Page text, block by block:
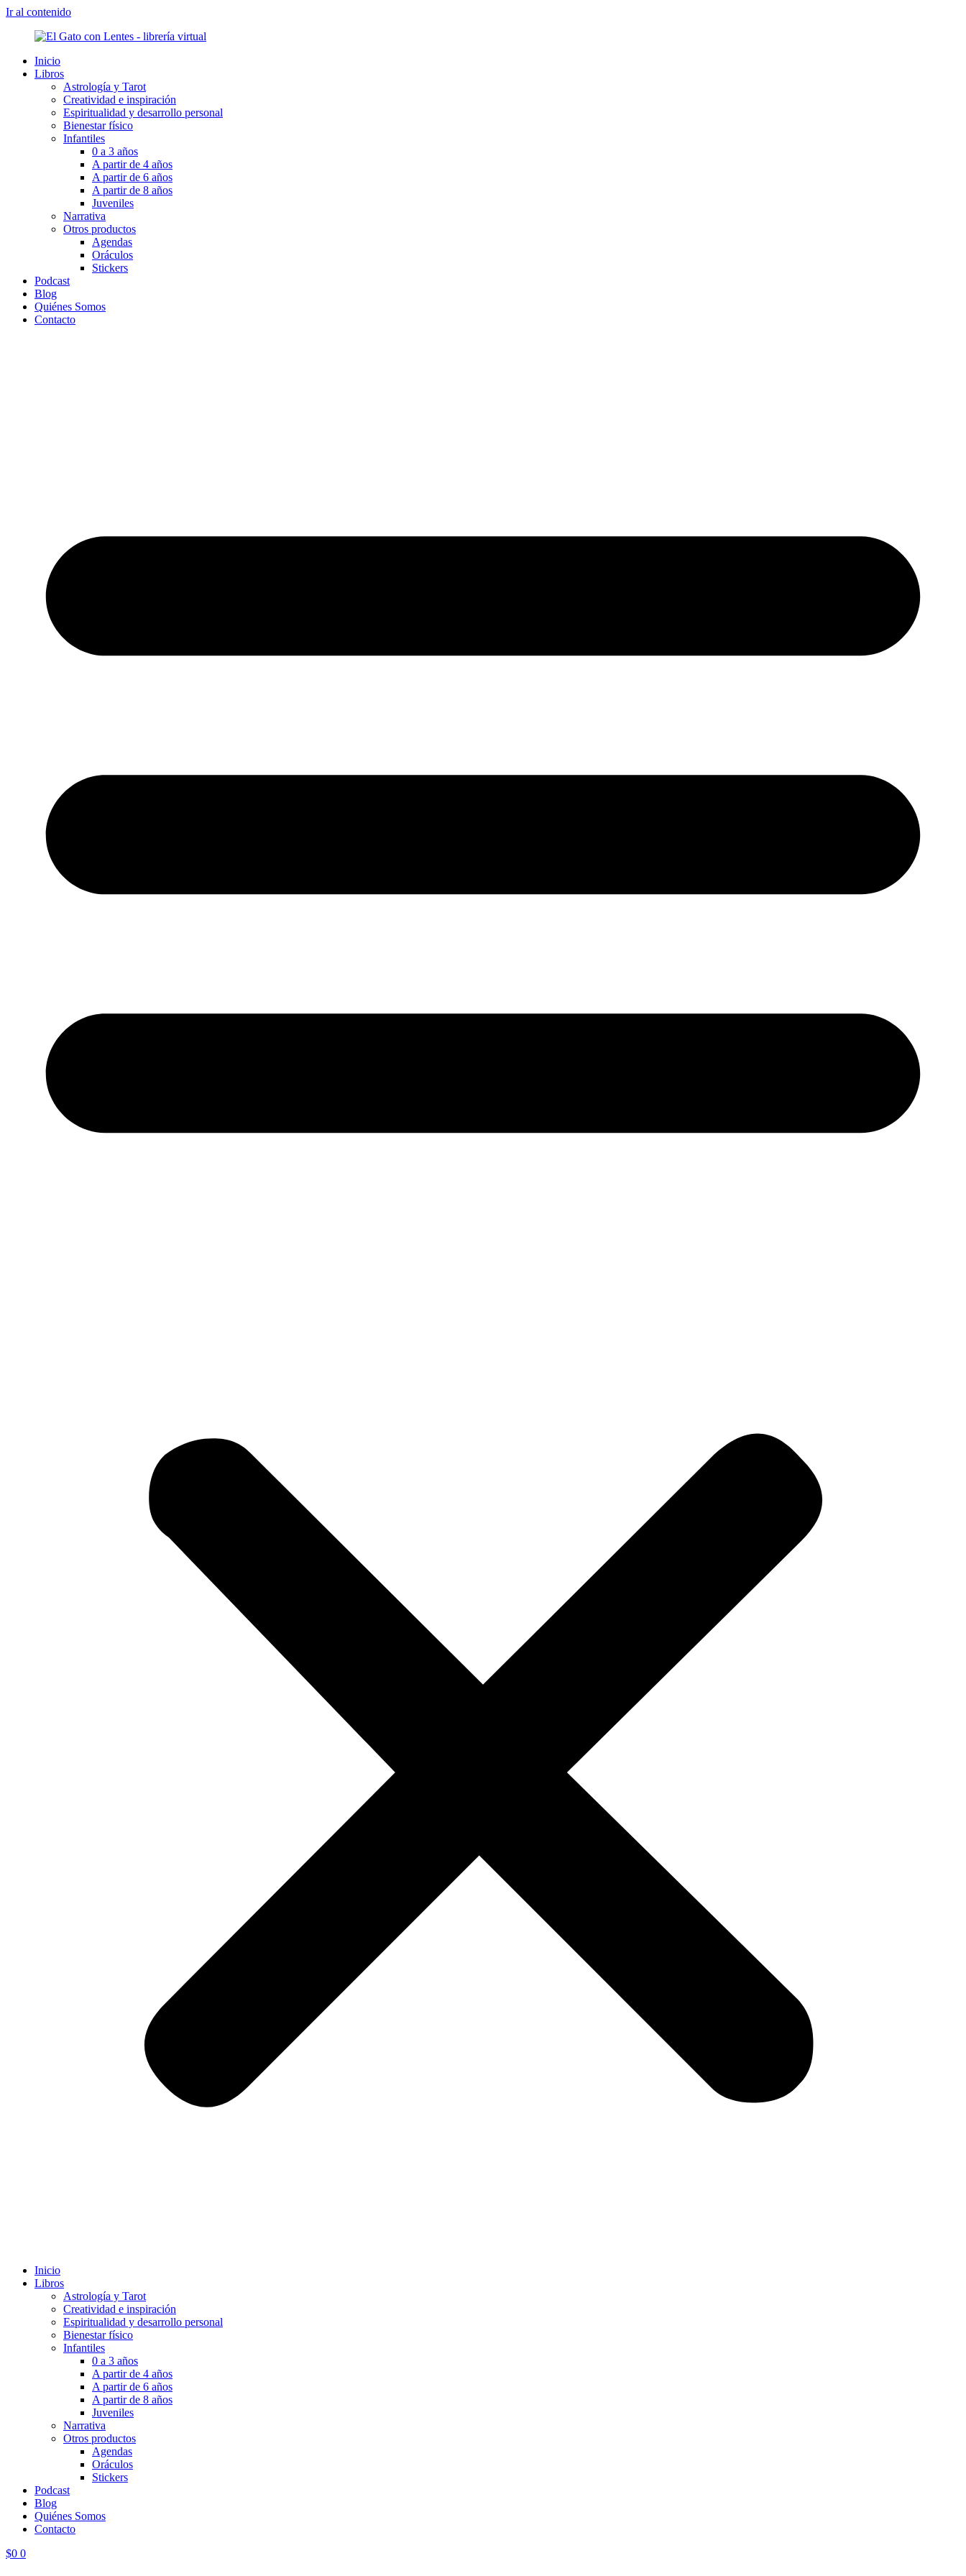
Ir al contenido
Inicio
Libros
Astrología y Tarot
Creatividad e inspiración
Espiritualidad y desarrollo personal
Bienestar físico
Infantiles
0 a 3 años
A partir de 4 años
A partir de 6 años
A partir de 8 años
Juveniles
Narrativa
Otros productos
Agendas
Oráculos
Stickers
Podcast
Blog
Quiénes Somos
Contacto
Inicio
Libros
Astrología y Tarot
Creatividad e inspiración
Espiritualidad y desarrollo personal
Bienestar físico
Infantiles
0 a 3 años
A partir de 4 años
A partir de 6 años
A partir de 8 años
Juveniles
Narrativa
Otros productos
Agendas
Oráculos
Stickers
Podcast
Blog
Quiénes Somos
Contacto
$0 0